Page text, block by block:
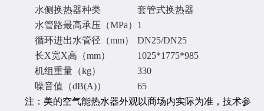
水侧换热器种类
套管式换热器
水管路最高承压（MPa） 1
循环进出水管径（mm）
DN25/DN25
长X宽X高（mm）
1025*1775*985
机组重量（kg）
330
噪音值（dB(A)）
65
注：美的空气能热水器外观以商场内实际为准，技术参